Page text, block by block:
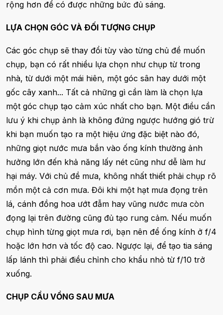
rộng hơn để có được những bức đủ sáng.
LỰA CHỌN GÓC VÀ ÐỐI TƯỢNG CHỤP
Các góc chụp sẽ thay đổi tùy vào từng chủ đề muốn
chụp, bạn có rất nhiều lựa chọn như chụp từ trong
nhà, từ dưới một mái hiên, một góc sân hay dưới một
gốc cây xanh... Tất cả những gì cần làm là chọn lựa
một góc chụp tạo cảm xúc nhất cho bạn. Một điều cần
lưu ý khi chụp ảnh là không đứng ngược hướng gió trừ
khi bạn muốn tạo ra một hiệu ứng đặc biệt nào đó,
những giọt nước mưa bắn vào ống kính thường ảnh
hưởng lớn đến khả năng lấy nét cũng như dễ làm hư
hại máy. Với chủ đề mưa, không nhất thiết phải chụp rõ
mồn một cả cơn mưa. Đôi khi một hạt mưa đọng trên
lá, cánh đồng hoa ướt đẫm hay vũng nước mưa còn
đọng lại trên đường cũng đủ tạo rung cảm. Nếu muốn
chụp hình từng giọt mưa rơi, bạn nên để ống kính ở f/4
hoặc lớn hơn và tốc độ cao. Ngược lại, để tạo tia sáng
lấp lánh thì phải điều chỉnh cho khẩu nhỏ từ f/10 trở
xuống.
CHỤP CẦU VỒNG SAU MƯA